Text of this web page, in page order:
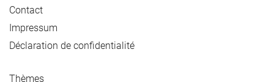
Contact
Impressum
Déclaration de confidentialité
Thèmes